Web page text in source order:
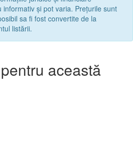
și pot varia. Prețurile sunt
sa fi fost convertite de la
listării.
această